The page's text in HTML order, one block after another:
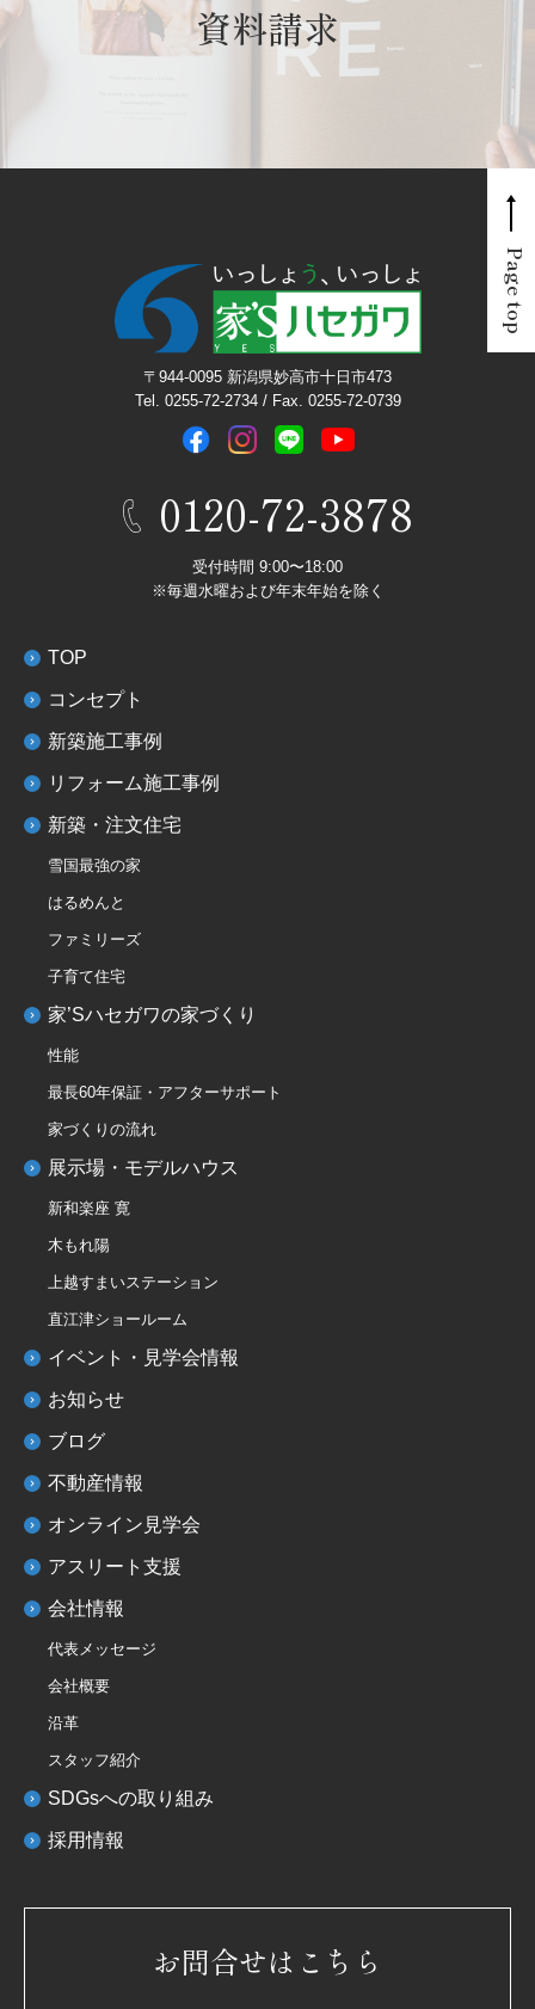
資料請求
Page top
〒944-0095 新潟県妙高市十日市473
Tel. 0255-72-2734 / Fax. 0255-72-0739
0120-72-3878
受付時間 9:00〜18:00
※毎週水曜および年末年始を除く
TOP
コンセプト
新築施工事例
リフォーム施工事例
新築・注文住宅
雪国最強の家
はるめんと
ファミリーズ
子育て住宅
家’Sハセガワの家づくり
性能
最長60年保証・アフターサポート
家づくりの流れ
展示場・モデルハウス
新和楽座 寛
木もれ陽
上越すまいステーション
直江津ショールーム
イベント・見学会情報
お知らせ
ブログ
不動産情報
オンライン見学会
アスリート支援
会社情報
代表メッセージ
会社概要
沿革
スタッフ紹介
SDGsへの取り組み
採用情報
お問合せはこちら